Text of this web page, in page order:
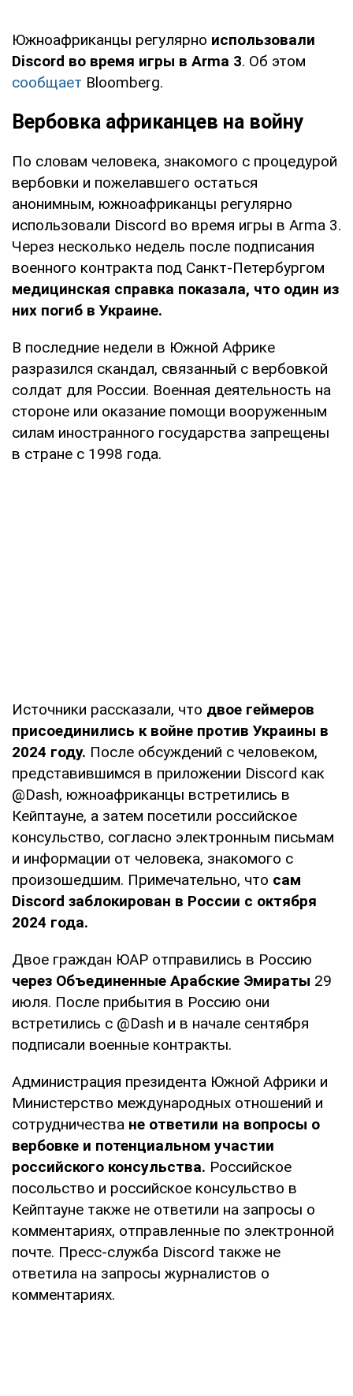
Южноафриканцы регулярно использовали
Discord во время игры в Arma 3. Об этом
сообщает Bloomberg.
Вербовка африканцев на войну
По словам человека, знакомого с процедурой
вербовки и пожелавшего остаться
анонимным, южноафриканцы регулярно
использовали Discord во время игры в Arma 3.
Через несколько недель после подписания
военного контракта под Санкт-Петербургом
медицинская справка показала, что один из
них погиб в Украине.
В последние недели в Южной Африке
разразился скандал, связанный с вербовкой
солдат для России. Военная деятельность на
стороне или оказание помощи вооруженным
силам иностранного государства запрещены
в стране с 1998 года.
Источники рассказали, что двое геймеров
присоединились к войне против Украины в
2024 году. После обсуждений с человеком,
представившимся в приложении Discord как
@Dash, южноафриканцы встретились в
Кейптауне, а затем посетили российское
консульство, согласно электронным письмам
и информации от человека, знакомого с
произошедшим. Примечательно, что сам
Discord заблокирован в России с октября
2024 года.
Двое граждан ЮАР отправились в Россию
через Объединенные Арабские Эмираты 29
июля. После прибытия в Россию они
встретились с @Dash и в начале сентября
подписали военные контракты.
Администрация президента Южной Африки и
Министерство международных отношений и
сотрудничества не ответили на вопросы о
вербовке и потенциальном участии
российского консульства. Российское
посольство и российское консульство в
Кейптауне также не ответили на запросы о
комментариях, отправленные по электронной
почте. Пресс-служба Discord также не
ответила на запросы журналистов о
комментариях.